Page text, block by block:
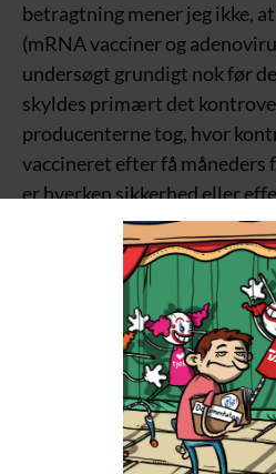
betragtning mener jeg ikke,
(mRNA vacciner og
undersøgt grundigt nok før
skyldes primært det
producenterne tog, hvor
vaccineret efter få måneders
er hverken sikkerhed eller
belyst og der er ingen tvivl
fremsat påstande om
ikke kunne dokumenteres i
2: I dag (april 2024)
alle over 65 år at blive
Flugter de anbefalinger
god videnskab?